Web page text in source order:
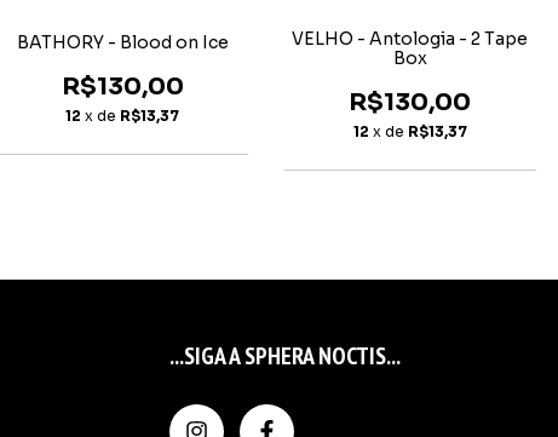
BATHORY - Blood on Ice
R$130,00
12 x de R$13,37
VELHO - Antologia - 2 Tape
Box
R$130,00
12 x de R$13,37
...SIGA A SPHERA NOCTIS...